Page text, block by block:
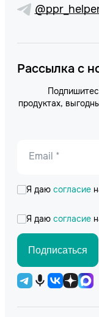
Рассылка с
продуктах,
Email *
Я даю согласие
Я даю согласие
Подписаться